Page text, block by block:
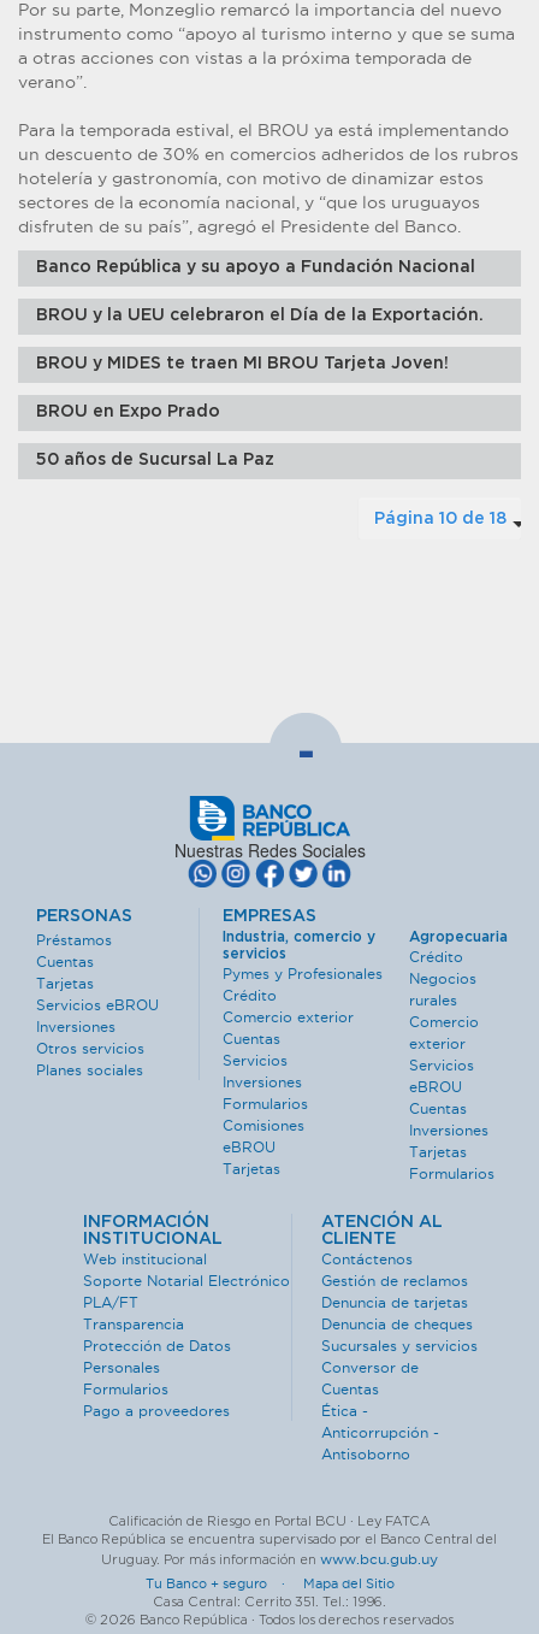
Por su parte, Monzeglio remarcó la importancia del nuevo
instrumento como “apoyo al turismo interno y que se suma
a otras acciones con vistas a la próxima temporada de
verano”.
Para la temporada estival, el BROU ya está implementando
un descuento de 30% en comercios adheridos de los rubros
hotelería y gastronomía, con motivo de dinamizar estos
sectores de la economía nacional, y “que los uruguayos
disfruten de su país”, agregó el Presidente del Banco.
Banco República y su apoyo a Fundación Nacional
BROU y la UEU celebraron el Día de la Exportación.
BROU y MIDES te traen MI BROU Tarjeta Joven!
BROU en Expo Prado
50 años de Sucursal La Paz
Página 10 de 18
-
Nuestras Redes Sociales
PERSONAS
Préstamos
Cuentas
Tarjetas
Servicios eBROU
Inversiones
Otros servicios
Planes sociales
EMPRESAS
Industria, comercio y
servicios
Pymes y Profesionales
Crédito
Comercio exterior
Cuentas
Servicios
Inversiones
Formularios
Comisiones
eBROU
Tarjetas
Agropecuaria
Crédito
Negocios
rurales
Comercio
exterior
Servicios
eBROU
Cuentas
Inversiones
Tarjetas
Formularios
INFORMACIÓN
INSTITUCIONAL
Web institucional
Soporte Notarial Electrónico
PLA/FT
Transparencia
Protección de Datos
Personales
Formularios
Pago a proveedores
ATENCIÓN AL
CLIENTE
Contáctenos
Gestión de reclamos
Denuncia de tarjetas
Denuncia de cheques
Sucursales y servicios
Conversor de
Cuentas
Ética -
Anticorrupción -
Antisoborno
Calificación de Riesgo en Portal BCU · Ley FATCA
El Banco República se encuentra supervisado por el Banco Central del
Uruguay. Por más información en www.bcu.gub.uy
Tu Banco + seguro · Mapa del Sitio
Casa Central: Cerrito 351. Tel.: 1996.
© 2026 Banco República · Todos los derechos reservados